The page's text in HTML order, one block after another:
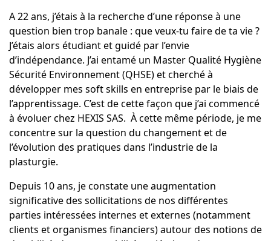
A 22 ans, j’étais à la recherche d’une réponse à une
question bien trop banale : que veux-tu faire de ta vie ?
J’étais alors étudiant et guidé par l’envie
d’indépendance. J’ai entamé un Master Qualité Hygiène
Sécurité Environnement (QHSE) et cherché à
développer mes soft skills en entreprise par le biais de
l’apprentissage. C’est de cette façon que j’ai commencé
à évoluer chez HEXIS SAS. À cette même période, je me
concentre sur la question du changement et de
l’évolution des pratiques dans l’industrie de la
plasturgie.
Depuis 10 ans, je constate une augmentation
significative des sollicitations de nos différentes
parties intéressées internes et externes (notamment
clients et organismes financiers) autour des notions de